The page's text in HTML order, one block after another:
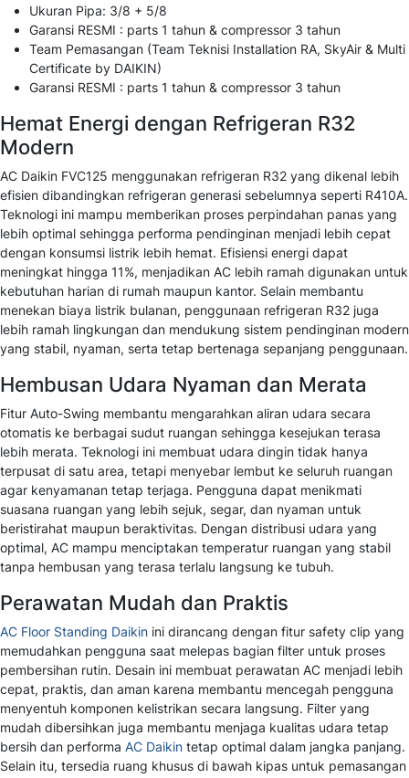
Ukuran Pipa: 3/8 + 5/8
Garansi RESMI : parts 1 tahun & compressor 3 tahun
Team Pemasangan (Team Teknisi Installation RA, SkyAir & Multi
Certificate by DAIKIN)
Garansi RESMI : parts 1 tahun & compressor 3 tahun
Hemat Energi dengan Refrigeran R32
Modern
AC Daikin FVC125 menggunakan refrigeran R32 yang dikenal lebih
efisien dibandingkan refrigeran generasi sebelumnya seperti R410A.
Teknologi ini mampu memberikan proses perpindahan panas yang
lebih optimal sehingga performa pendinginan menjadi lebih cepat
dengan konsumsi listrik lebih hemat. Efisiensi energi dapat
meningkat hingga 11%, menjadikan AC lebih ramah digunakan untuk
kebutuhan harian di rumah maupun kantor. Selain membantu
menekan biaya listrik bulanan, penggunaan refrigeran R32 juga
lebih ramah lingkungan dan mendukung sistem pendinginan modern
yang stabil, nyaman, serta tetap bertenaga sepanjang penggunaan.
Hembusan Udara Nyaman dan Merata
Fitur Auto-Swing membantu mengarahkan aliran udara secara
otomatis ke berbagai sudut ruangan sehingga kesejukan terasa
lebih merata. Teknologi ini membuat udara dingin tidak hanya
terpusat di satu area, tetapi menyebar lembut ke seluruh ruangan
agar kenyamanan tetap terjaga. Pengguna dapat menikmati
suasana ruangan yang lebih sejuk, segar, dan nyaman untuk
beristirahat maupun beraktivitas. Dengan distribusi udara yang
optimal, AC mampu menciptakan temperatur ruangan yang stabil
tanpa hembusan yang terasa terlalu langsung ke tubuh.
Perawatan Mudah dan Praktis
AC Floor Standing Daikin ini dirancang dengan fitur safety clip yang
memudahkan pengguna saat melepas bagian filter untuk proses
pembersihan rutin. Desain ini membuat perawatan AC menjadi lebih
cepat, praktis, dan aman karena membantu mencegah pengguna
menyentuh komponen kelistrikan secara langsung. Filter yang
mudah dibersihkan juga membantu menjaga kualitas udara tetap
bersih dan performa AC Daikin tetap optimal dalam jangka panjang.
Selain itu, tersedia ruang khusus di bawah kipas untuk pemasangan